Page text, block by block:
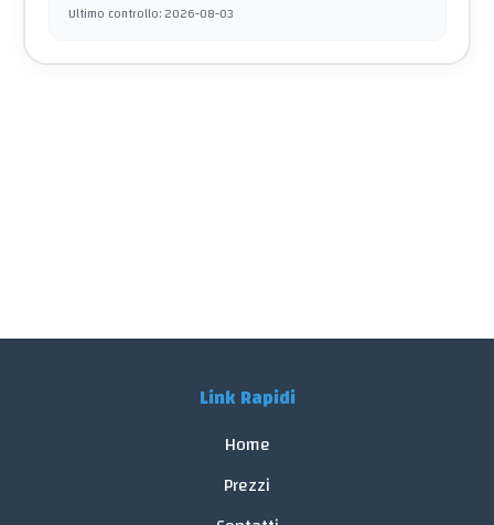
Ultimo controllo:2026-08-03
Link Rapidi
Home
Prezzi